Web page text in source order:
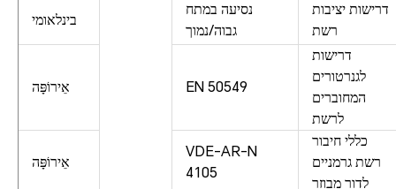
בינלאומי
נסיעה במתח
גבוה/נמוך
דרישות יציבות
רשת
אֵירוֹפָּה EN 50549
דרישות
לגנרטורים
המחוברים
לרשת
אֵירוֹפָּה
VDE-AR-N
4105
כללי חיבור
רשת גרמניים
לדור מבוזר